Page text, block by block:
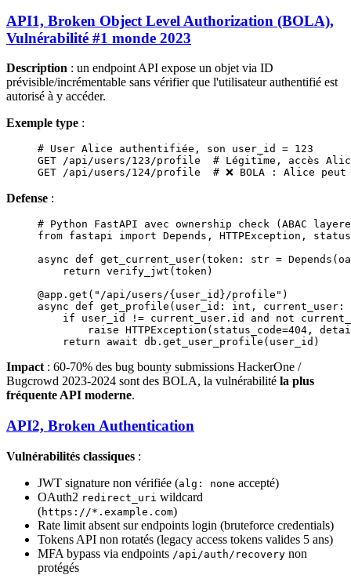
API1, Broken Object Level Authorization (BOLA),
Vulnérabilité #1 monde 2023
Description : un endpoint API expose un objet via ID
prévisible/incrémentable sans vérifier que l'utilisateur authentifié est
autorisé à y accéder.
Exemple type :
# User Alice authentifiée, son user_id = 123
GET /api/users/123/profile
# Légitime, accès
GET /api/users/124/profile
# ❌ BOLA : Alice
Defense :
# Python FastAPI avec ownership check (ABAC
from fastapi import Depends, HTTPException, status
async def get_current_user(token: str =
    return
verify_jwt(token)
@app.get ( "/api/users/{user_id}/profile" )
async def get_profile (user_id: int , current_user:
    if
user_id != current_user.id and not
        raise
HTTPException( status_code=404 ,
    return
await db.get_user_profile(user_id)
Impact : 60-70% des bug bounty submissions HackerOne /
Bugcrowd 2023-2024 sont des BOLA, la vulnérabilité la plus
fréquente API moderne.
API2, Broken Authentication
Vulnérabilités classiques :
JWT signature non vérifiée (alg: none accepté)
OAuth2 redirect_uri wildcard
(https://*.example.com)
Rate limit absent sur endpoints login (bruteforce credentials)
Tokens API non rotatés (legacy access tokens valides 5 ans)
MFA bypass via endpoints /api/auth/recovery non
protégés